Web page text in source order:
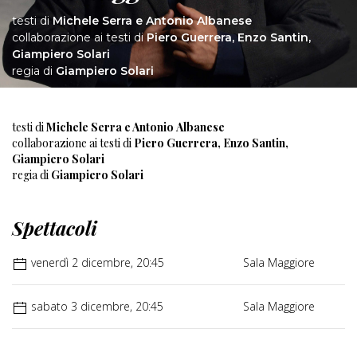
testi di Michele Serra e Antonio Albanese
collaborazione ai testi diPiero Guerrera, Enzo Santin,
Giampiero Solari
regia di Giampiero Solari
testi diMichele Serra e Antonio Albanese
collaborazione ai testi di Piero Guerrera, Enzo Santin,
Giampiero Solari
regia di Giampiero Solari
Spettacoli
venerdì 2 dicembre, 20:45 Sala Maggiore
sabato 3 dicembre, 20:45 Sala Maggiore